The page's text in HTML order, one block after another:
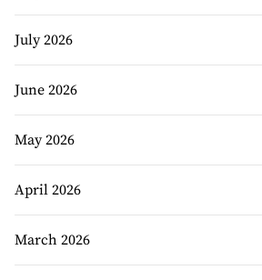
July 2026
June 2026
May 2026
April 2026
March 2026